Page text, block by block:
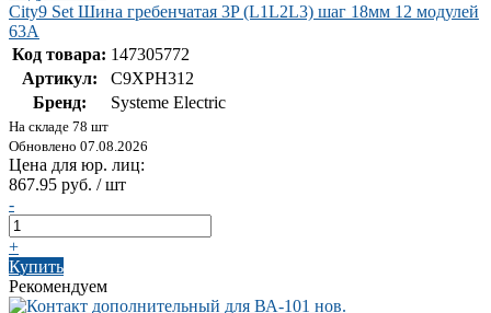
City9 Set Шина гребенчатая 3P (L1L2L3) шаг 18мм 12 модулей
63А
Код товара: 147305772
Артикул:
C9XPH312
Бренд:
Systeme Electric
На складе 78 шт
Обновлено 07.08.2026
Цена для юр. лиц:
867.95 руб. / шт
-
+
Купить
Рекомендуем